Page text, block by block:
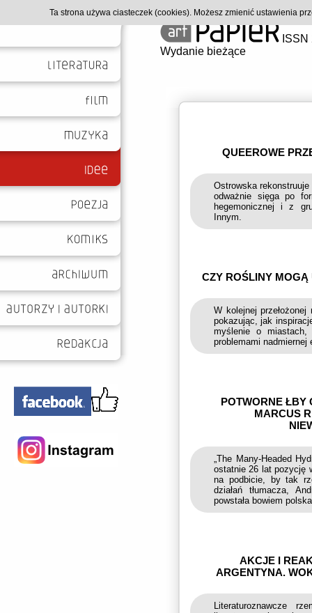
Wydanie bieżące
QUEEROWE
Ostrowska
odważnie sięga po
hegemonicznej i z
Innym.
CZY ROŚLINY
W kolejnej
pokazując, jak
myślenie o
problemami
POTWORNE ŁBY
MARCUS
„The Many-Headed
ostatnie 26 lat pozycję
na podbicie, by tak
działań tłumacza,
powstała bowiem
AKCJE I
ARGENTYNA.
Literaturoznawcze
Ta strona używa ciasteczek (cookies). Możesz zmienić ustawienia